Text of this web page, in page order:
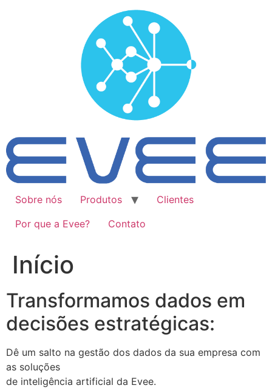
Sobre nós Produtos
Clientes
Por que a Evee?
Contato
Início
Transformamos dados em
decisões estratégicas:
Dê um salto na gestão dos dados da sua empresa com
as soluções
de inteligência artificial da Evee.